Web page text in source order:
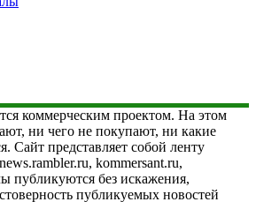
коммерческим проектом. На этом
ни чего не покупают, ни какие
Сайт представляет собой ленту
kommersant.ru,
публикуются без искажения,
публикуемых новостей